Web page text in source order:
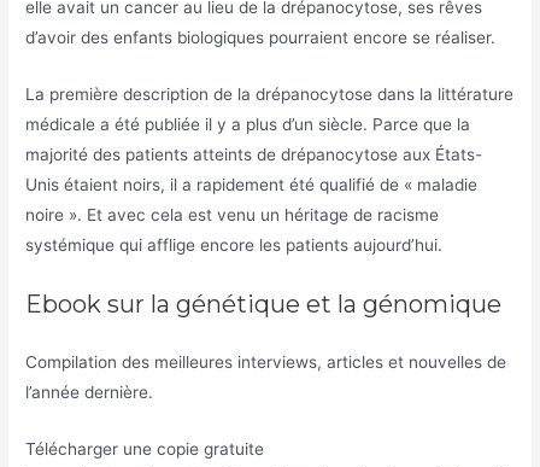
elle avait un cancer au lieu de la drépanocytose, ses rêves
d’avoir des enfants biologiques pourraient encore se réaliser.
La première description de la drépanocytose dans la littérature
médicale a été publiée il y a plus d’un siècle. Parce que la
majorité des patients atteints de drépanocytose aux États-
Unis étaient noirs, il a rapidement été qualifié de « maladie
noire ». Et avec cela est venu un héritage de racisme
systémique qui afflige encore les patients aujourd’hui.
Ebook sur la génétique et la génomique
Compilation des meilleures interviews, articles et nouvelles de
l’année dernière.
Télécharger une copie gratuite